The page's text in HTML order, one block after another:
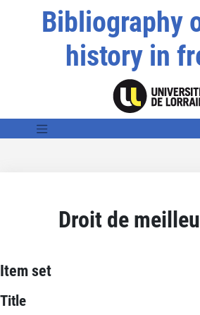
Bibliography
history in
Droit de
Item set
Title